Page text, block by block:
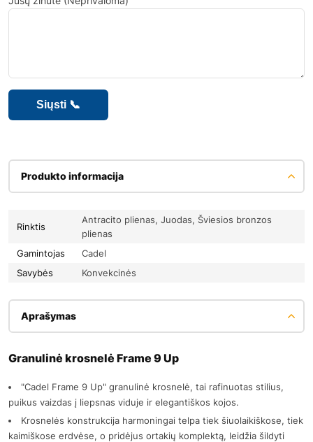
Produkto informacija
Rinktis
Antracito plienas, Juodas, Šviesios bronzos
plienas
Gamintojas
Cadel
Savybės
Konvekcinės
Aprašymas
Granulinė krosnelė Frame 9 Up
"Cadel Frame 9 Up" granulinė krosnelė, tai rafinuotas stilius,
puikus vaizdas į liepsnas viduje ir elegantiškos kojos.
Krosnelės konstrukcija harmoningai telpa tiek šiuolaikiškose, tiek
kaimiškose erdvėse, o pridėjus ortakių komplektą, leidžia šildyti